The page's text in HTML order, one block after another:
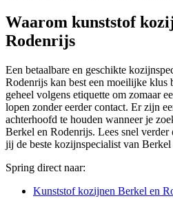
Waarom kunststof
Rodenrijs
Een betaalbare en geschikte
Rodenrijs kan best een moeilijke klus
geheel volgens etiquette om zomaar
lopen zonder eerder contact. Er zijn
achterhoofd te houden wanneer je
Berkel en Rodenrijs. Lees snel
jij de beste kozijnspecialist van
Spring direct naar:
Kunststof kozijnen Berkel en